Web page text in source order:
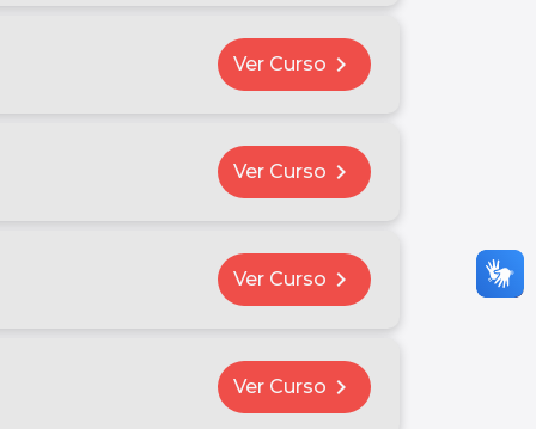
Ver Curso chevron_right
Ver Curso chevron_right
Ver Curso chevron_right
Ver Curso chevron_right